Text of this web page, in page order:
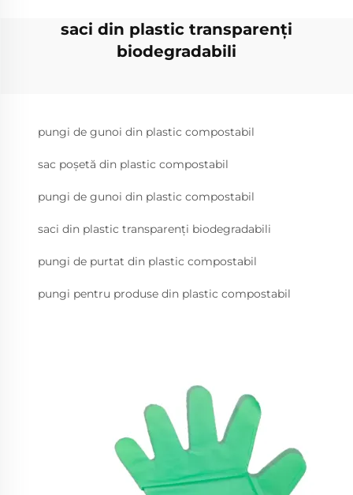
saci din plastic transparenți
biodegradabili
pungi de gunoi din plastic compostabil
sac poșetă din plastic compostabil
pungi de gunoi din plastic compostabil
saci din plastic transparenți biodegradabili
pungi de purtat din plastic compostabil
pungi pentru produse din plastic compostabil